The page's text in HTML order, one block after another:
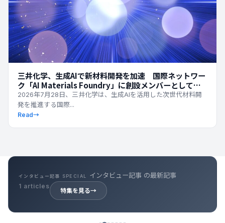
三井化学、生成AIで新材料開発を加速 国際ネットワー
ク「AI Materials Foundry」に創設メンバーとして参
画
2026年7月28日、三井化学は、生成AIを活用した次世代材料開
発を推進する国際...
Read→
キャリア記事 SPECIAL キャリア記事 の最新記事
39 articles
特集を見る→